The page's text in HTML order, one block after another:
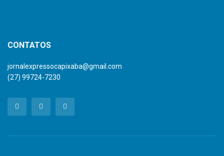
CONTATOS
jornalexpressocapixaba@gmail.com
(27) 99724-7230